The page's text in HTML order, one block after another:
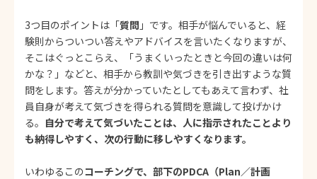
3つ目のポイントは「質問 」です。相手が悩んでいると、経
験則からついつい答えやアドバイスを言いたくなりますが、
そこはぐっとこらえ、「うまくいったときと今回の違いは何
かな？」などと、相手から教訓や気づきを引き出すような質
問をします。答えが分かっていたとしてもあえて言わず、社
員自身が考えて気づきを得られる質問を意識して投げかけ
る。 自分で考えて気づいたことは、人に指示されたことより
も納得しやすく、次の行動に移しやすくなります。
いわゆるこのコーチングで、部下のPDCA（Plan／計画